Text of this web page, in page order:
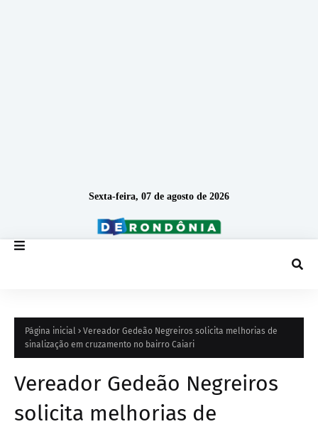
Sexta-feira, 07 de agosto de 2026
Página inicial
Vereador Gedeão Negreiros solicita melhorias de
sinalização em cruzamento no bairro Caiari
Vereador Gedeão Negreiros
solicita melhorias de